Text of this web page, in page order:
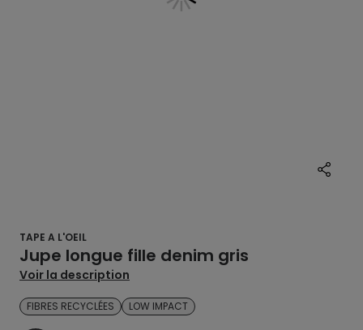
TAPE A L'OEIL
Jupe longue fille denim gris
Voir la description
FIBRES RECYCLÉES LOW IMPACT